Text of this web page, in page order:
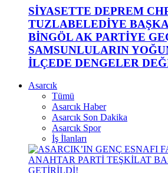
SİYASETTE DEPREM
TUZLABELEDİYE
BİNGÖL AK PARTİYE
SAMSUNLULARIN
İLÇEDE DENGELER
Asarcık
Tümü
Asarcık Haber
Asarcık Son Dakika
Asarcık Spor
İş İlanları